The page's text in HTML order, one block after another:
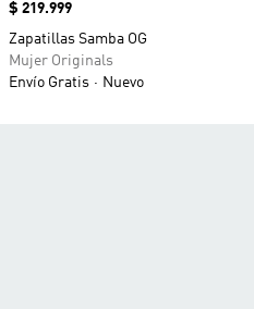
Precio
$ 219.999
Zapatillas Samba OG
Mujer Originals
Envío Gratis
Nuevo